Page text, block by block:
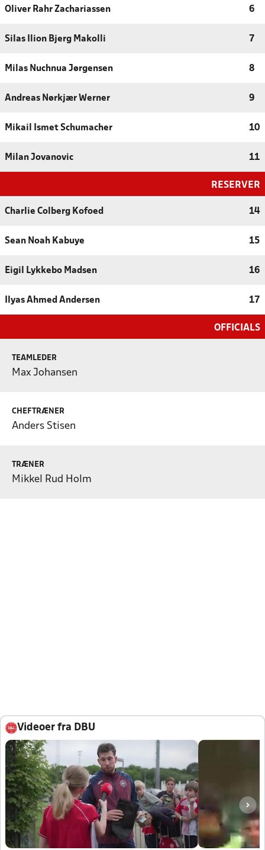
Oliver Rahr Zachariassen 6
Silas Ilion Bjerg Makolli 7
Milas Nuchnua Jørgensen 8
Andreas Nørkjær Werner 9
Mikail Ismet Schumacher 10
Milan Jovanovic 11
RESERVER
Charlie Colberg Kofoed 14
Sean Noah Kabuye 15
Eigil Lykkebo Madsen 16
Ilyas Ahmed Andersen 17
OFFICIALS
TEAMLEDER
Max Johansen
CHEFTRÆNER
Anders Stisen
TRÆNER
Mikkel Rud Holm
Videoer fra DBU